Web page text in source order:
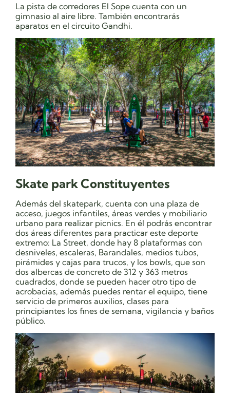
La pista de corredores El Sope cuenta con un
gimnasio al aire libre. También encontrarás
aparatos en el circuito Gandhi.
Skate park Constituyentes
Además del skatepark, cuenta con una plaza de
acceso, juegos infantiles, áreas verdes y mobiliario
urbano para realizar picnics. En él podrás encontrar
dos áreas diferentes para practicar este deporte
extremo: La Street, donde hay 8 plataformas con
desniveles, escaleras, Barandales, medios tubos,
pirámides y cajas para trucos, y los bowls, que son
dos albercas de concreto de 312 y 363 metros
cuadrados, donde se pueden hacer otro tipo de
acrobacias, además puedes rentar el equipo, tiene
servicio de primeros auxilios, clases para
principiantes los fines de semana, vigilancia y baños
público.